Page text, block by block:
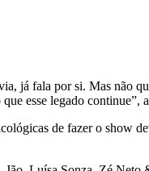
já fala por si. Mas não
esse legado continue”,
de fazer o show